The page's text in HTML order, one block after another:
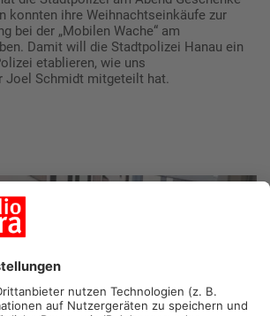
konnten ihre Weihnachtseinkäufe zur
bei der „Mobilen Wache“ am
Damit will die Stadtpolizei Hanau ein
etablieren, wie uns
Joel Schmidt mitgeteilt hat.